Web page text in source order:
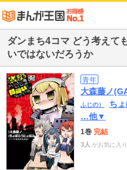
ダンまち4コマ どう考えて
いではないだろうか
青年
大森藤ノ
ふじの）
ち
…他▼
1巻 完結
3人 がお気に入